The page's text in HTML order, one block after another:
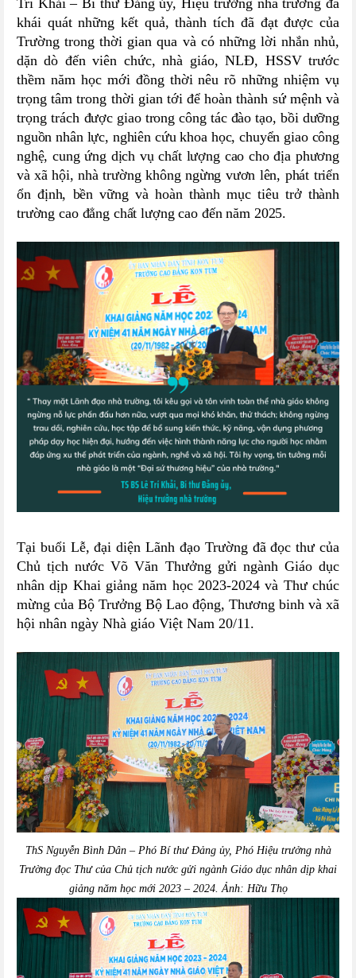
Trí Khải–Bí thư Đảng ủy, Hiệu trưởng nhà trường đã
khái quát những kết quả, thành tích đã đạt được của
Trường trong thời gian qua và có những lời nhắn nhủ,
dặn dò đến viên chức, nhà giáo, NLĐ, HSSV trước
thềm năm học mới đồng thời nêu rõ những nhiệm vụ
trọng tâm trong thời gian tới để hoàn thành sứ mệnh và
trọng trách được giao trong công tác đào tạo, bồi dưỡng
nguồn nhân lực, nghiên cứu khoa học, chuyển giao công
nghệ, cung ứng dịch vụ chất lượng cao cho địa phương
và xã hội, nhà trường không ngừng vươn lên, phát triển
ổn định, bền vững và hoàn thành mục tiêu trở thành
trường cao đẳng chất lượng cao đến năm 2025.
Tại buổi Lễ, đại diện Lãnh đạo Trường đã đọc thư của
Chủ tịch nước Võ Văn Thưởng gửi ngành Giáo dục
nhân dịp Khai giảng năm học 2023-2024 và Thư chúc
mừng của Bộ Trưởng Bộ Lao động, Thương binh và xã
hội nhân ngày Nhà giáo Việt Nam 20/11.
ThS Nguyễn Bình Dân – Phó Bí thư Đảng ủy, Phó Hiệu trưởngnhà
Trường đọc Thư của Chủ tịch nước gửi ngành Giáo dục nhân dịp khai
giảng năm học mới 2023 – 2024. Ảnh: Hữu Thọ